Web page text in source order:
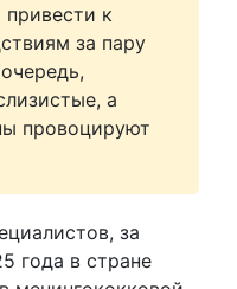
привести к
за пару
а
провоцируют
за
года в стране